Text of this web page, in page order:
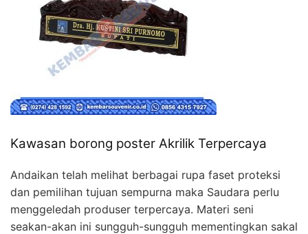
Kawasan borong poster Akrilik Terpercaya
Andaikan telah melihat berbagai rupa faset proteksi
dan pemilihan tujuan sempurna maka Saudara perlu
menggeledah produser terpercaya. Materi seni
seakan-akan ini sungguh-sungguh mementingkan sakal